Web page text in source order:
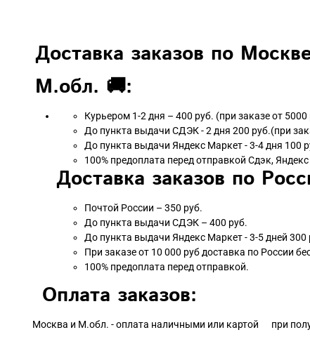
Доставка заказов по
М.обл. 🚚:
Курьером 1-2 дня – 400 руб. (при заказе от 5000
До пункта выдачи СДЭК - 2 дня 200 руб.(при
До пункта выдачи Яндекс Маркет - 3-4 дня 100
100% предоплата перед отправкой Сдэк,
Доставка заказов по
Почтой России – 350 руб.
До пункта выдачи СДЭК – 400 руб.
До пункта выдачи Яндекс Маркет - 3-5 дней 300
При заказе от 10 000 руб доставка по России
100% предоплата перед отправкой.
Оплата заказов:
Москва и М.обл. - оплата наличными или картой при